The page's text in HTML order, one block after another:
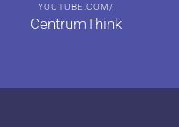
YOUTUBE.COM/
CentrumThink